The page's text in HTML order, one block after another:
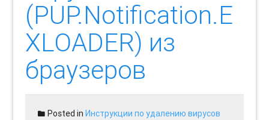
(PUP.Notification.E
XLOADER) из
браузеров
Posted inИнструкции по удалению вирусов